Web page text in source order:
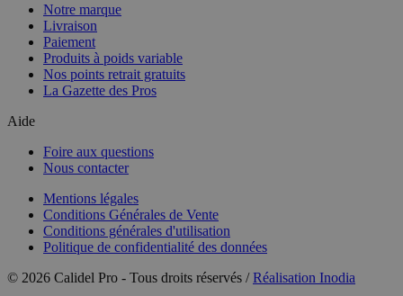
Notre marque
Livraison
Paiement
Produits à poids variable
Nos points retrait gratuits
La Gazette des Pros
Aide
Foire aux questions
Nous contacter
Mentions légales
Conditions Générales de Vente
Conditions générales d'utilisation
Politique de confidentialité des données
© 2026 Calidel Pro - Tous droits réservés /Réalisation Inodia